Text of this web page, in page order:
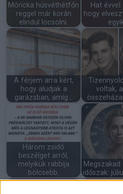
Móricka húsvéthétfőn
reggel már korán
elindul locsolni.
Hat évvel
hogy
A férjem arra kért,
hogy aludjak a
garázsban, amíg…
voltak,
Három zsidó
beszélget arról,
melyikük rabbija
bölcsebb.
Megszakad
időszak: